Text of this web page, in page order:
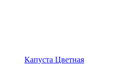
Капуста Цветная